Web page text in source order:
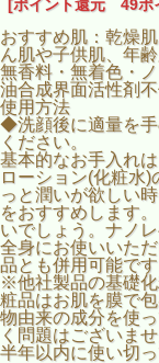
[ポイント還元 49ポ
おすすめ肌：乾燥
ん肌や子供肌、年
無香料・無着色・
油合成界面活性剤
使用方法
◆洗顔後に適量を手
ください。
基本的なお手入れ
ローション(化粧水
っと潤いが欲しい
をおすすめします
いでしょう。ナノ
全身にお使いいた
品とも併用可能です
※他社製品の基礎
粧品はお肌を膜で
物由来の成分を使
く問題はございま
半年以内に使い切